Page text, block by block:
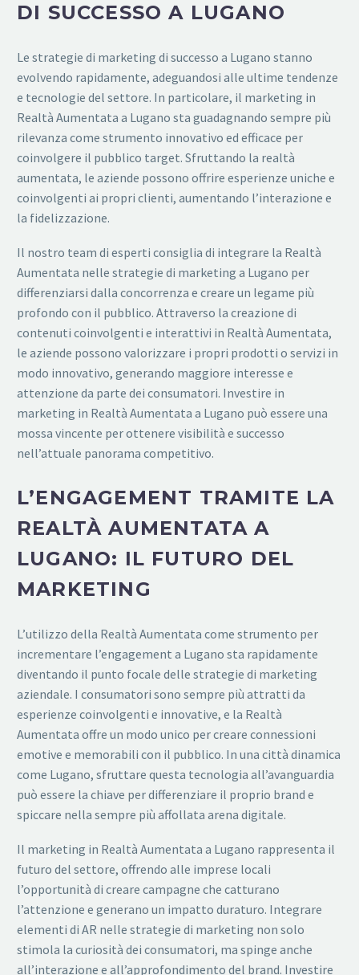
DI SUCCESSO A LUGANO
Le strategie di marketing di successo a Lugano stanno
evolvendo rapidamente, adeguandosi alle ultime tendenze
e tecnologie del settore. In particolare, il marketing in
Realtà Aumentata a Lugano sta guadagnando sempre più
rilevanza come strumento innovativo ed efficace per
coinvolgere il pubblico target. Sfruttando la realtà
aumentata, le aziende possono offrire esperienze uniche e
coinvolgenti ai propri clienti, aumentando l’interazione e
la fidelizzazione.
Il nostro team di esperti consiglia di integrare la Realtà
Aumentata nelle strategie di marketing a Lugano per
differenziarsi dalla concorrenza e creare un legame più
profondo con il pubblico. Attraverso la creazione di
contenuti coinvolgenti e interattivi in Realtà Aumentata,
le aziende possono valorizzare i propri prodotti o servizi in
modo innovativo, generando maggiore interesse e
attenzione da parte dei consumatori. Investire in
marketing in Realtà Aumentata a Lugano può essere una
mossa vincente per ottenere visibilità e successo
nell’attuale panorama competitivo.
L’ENGAGEMENT TRAMITE LA
REALTÀ AUMENTATA A
LUGANO: IL FUTURO DEL
MARKETING
L’utilizzo della Realtà Aumentata come strumento per
incrementare l’engagement a Lugano sta rapidamente
diventando il punto focale delle strategie di marketing
aziendale. I consumatori sono sempre più attratti da
esperienze coinvolgenti e innovative, e la Realtà
Aumentata offre un modo unico per creare connessioni
emotive e memorabili con il pubblico. In una città dinamica
come Lugano, sfruttare questa tecnologia all’avanguardia
può essere la chiave per differenziare il proprio brand e
spiccare nella sempre più affollata arena digitale.
Il marketing in Realtà Aumentata a Lugano rappresenta il
futuro del settore, offrendo alle imprese locali
l’opportunità di creare campagne che catturano
l’attenzione e generano un impatto duraturo. Integrare
elementi di AR nelle strategie di marketing non solo
stimola la curiosità dei consumatori, ma spinge anche
all’interazione e all’approfondimento del brand. Investire